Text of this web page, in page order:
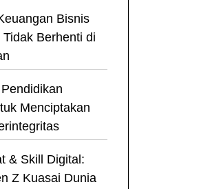
Bisnis
Berhenti di
Menciptakan
& Skill Digital:
Z Kuasai Dunia